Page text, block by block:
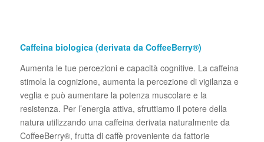
Caffeina biologica (derivata da CoffeeBerry®)
Aumenta le tue percezioni e capacità cognitive. La caffeina
stimola la cognizione, aumenta la percezione di vigilanza e
veglia e può aumentare la potenza muscolare e la
resistenza. Per l’energia attiva, sfruttiamo il potere della
natura utilizzando una caffeina derivata naturalmente da
CoffeeBerry®, frutta di caffè proveniente da fattorie